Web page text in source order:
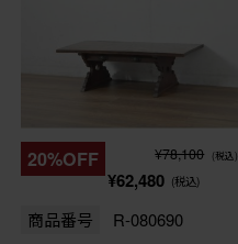
20%OFF ¥78,100 (税込)
¥62,480 (税込)
商品番号 R-080690